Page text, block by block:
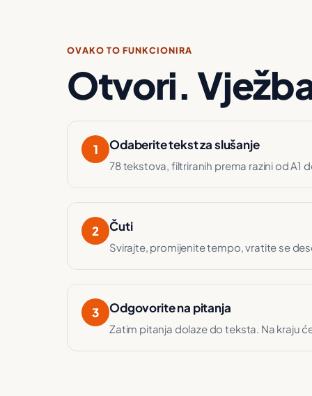
OVAKO TO FUNKCIONIRA
Otvori.
1 Odaberite tekst za slušanje
78 tekstova, filtriranih prema razini od A1
2 Čuti
Svirajte, promijenite tempo, vratite se
3 Odgovorite na pitanja
Zatim pitanja dolaze do teksta. Na kraju